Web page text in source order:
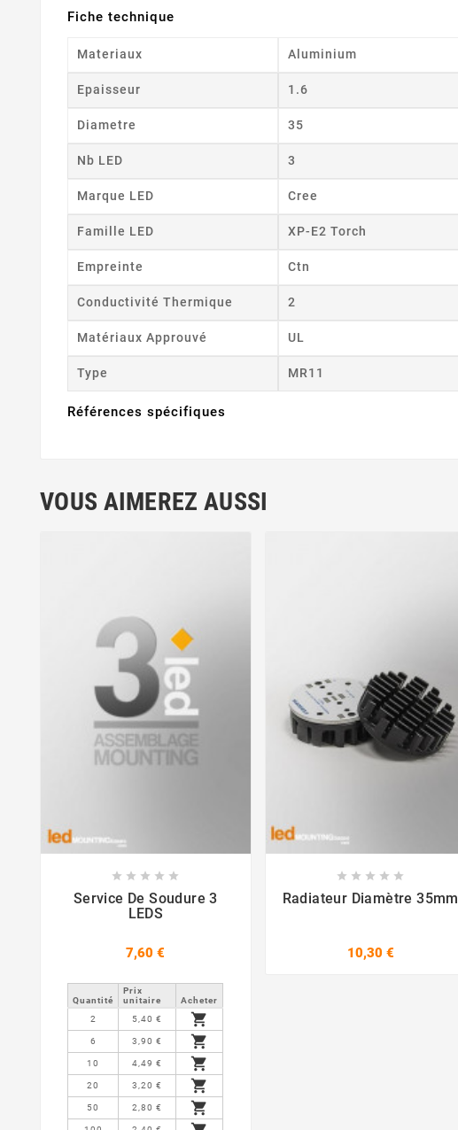
Fiche technique
Materiaux Aluminium
Epaisseur 1.6
Diametre 35
Nb LED 3
Marque LED Cree
Famille LED XP-E2 Torch
Empreinte Ctn
Conductivité Thermique 2
Matériaux Approuvé UL
Type MR11
Références spécifiques
VOUS AIMEREZ AUSSI
 
    
Service De Soudure 3
LEDS
7,60 €
Quantité
Prix ​​
unitaire
Acheter
2
5,40 € 
6 3,90 € 
10 4,49 € 
20 3,20 € 
50 2,80 € 
 
    
Radiateur Diamètre 35mm
10,30 €